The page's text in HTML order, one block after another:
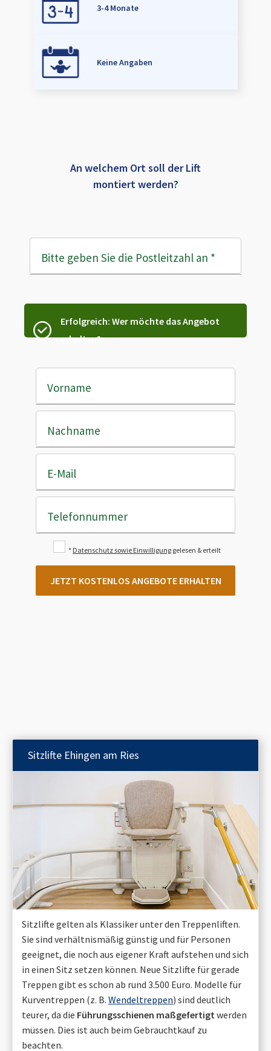
3-4 Monate
Keine Angaben
An welchem Ort soll der Lift
montiert werden?
Bitte geben Sie die Postleitzahl an *
Erfolgreich: Wer möchte das Angebot
erhalten?
Vorname
Nachname
E-Mail
Telefonnummer
* Datenschutz sowie Einwilligung gelesen & erteilt
JETZT KOSTENLOS ANGEBOTE ERHALTEN
Sitzlifte Ehingen am Ries
Sitzlifte gelten als Klassiker unter den Treppenliften.
Sie sind verhältnismäßig günstig und für Personen
geeignet, die noch aus eigener Kraft aufstehen und sich
in einen Sitz setzen können. Neue Sitzlifte für gerade
Treppen gibt es schon ab rund 3.500 Euro. Modelle für
Kurventreppen (z. B. Wendeltreppen) sind deutlich
teurer, da die Führungsschienen maßgefertigt werden
müssen. Dies ist auch beim Gebrauchtkauf zu
beachten.